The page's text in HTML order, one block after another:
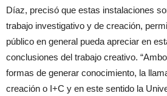
Díaz, precisó que estas instalaciones
trabajo investigativo y de creación,
público en general pueda apreciar en
conclusiones del trabajo creativo.
formas de generar conocimiento, la
creación o I+C y en este sentido la